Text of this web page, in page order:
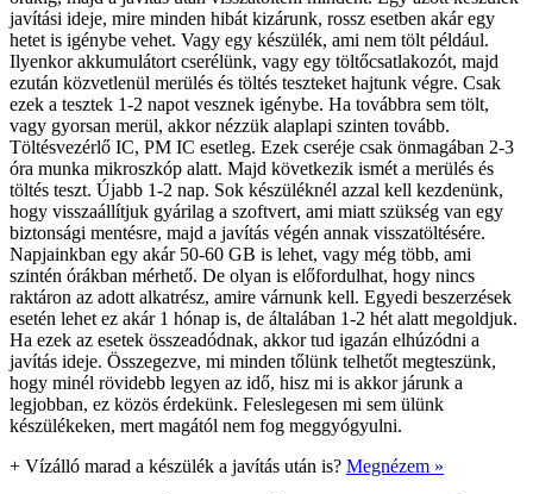
javítási ideje, mire minden hibát kizárunk, rossz esetben akár egy
hetet is igénybe vehet. Vagy egy készülék, ami nem tölt például.
Ilyenkor akkumulátort cserélünk, vagy egy töltőcsatlakozót, majd
ezután közvetlenül merülés és töltés teszteket hajtunk végre. Csak
ezek a tesztek 1-2 napot vesznek igénybe. Ha továbbra sem tölt,
vagy gyorsan merül, akkor nézzük alaplapi szinten tovább.
Töltésvezérlő IC, PM IC esetleg. Ezek cseréje csak önmagában 2-3
óra munka mikroszkóp alatt. Majd következik ismét a merülés és
töltés teszt. Újabb 1-2 nap. Sok készüléknél azzal kell kezdenünk,
hogy visszaállítjuk gyárilag a szoftvert, ami miatt szükség van egy
biztonsági mentésre, majd a javítás végén annak visszatöltésére.
Napjainkban egy akár 50-60 GB is lehet, vagy még több, ami
szintén órákban mérhető. De olyan is előfordulhat, hogy nincs
raktáron az adott alkatrész, amire várnunk kell. Egyedi beszerzések
esetén lehet ez akár 1 hónap is, de általában 1-2 hét alatt megoldjuk.
Ha ezek az esetek összeadódnak, akkor tud igazán elhúzódni a
javítás ideje. Összegezve, mi minden tőlünk telhetőt megteszünk,
hogy minél rövidebb legyen az idő, hisz mi is akkor járunk a
legjobban, ez közös érdekünk. Feleslegesen mi sem ülünk
készülékeken, mert magától nem fog meggyógyulni.
+ Vízálló marad a készülék a javítás után is? Megnézem »